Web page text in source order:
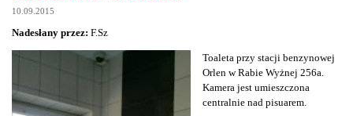
10.09.2015
Nadesłany przez: F.Sz
Toaleta przy stacji benzynowej
Orlen w Rabie Wyżnej 256a.
Kamera jest umieszczona
centralnie nad pisuarem.